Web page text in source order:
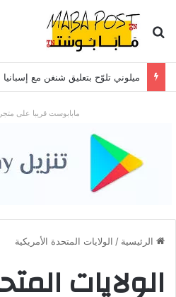
بحث عن
ميلوني تلوّح بتعليق شنغن مع
مابابوست قريبا على
الرئيسية / الولايات المتحدة الأمريكية
الولايات